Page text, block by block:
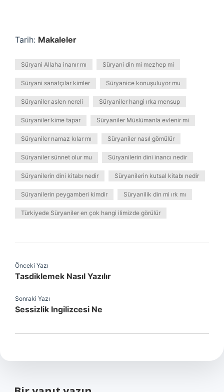
Tarih: Makaleler
Süryani Allaha inanır mı Süryani din mi mezhep mi
Süryani sanatçılar kimler Süryanice konuşuluyor mu
Süryaniler aslen nereli Süryaniler hangi ırka mensup
Süryaniler kime tapar Süryaniler Müslümanla evlenir mi
Süryaniler namaz kılar mı Süryaniler nasıl gömülür
Süryaniler sünnet olur mu Süryanilerin dini inancı nedir
Süryanilerin dini kitabı nedir Süryanilerin kutsal kitabı nedir
Süryanilerin peygamberi kimdir Süryanilik din mi ırk mı
Türkiyede Süryaniler en çok hangi ilimizde görülür
Önceki Yazı
Tasdiklemek Nasıl Yazılır
Sonraki Yazı
Sessizlik Ingilizcesi Ne